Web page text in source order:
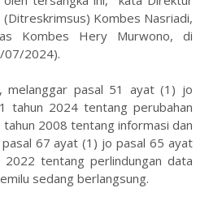
Kombes Nasriadi,
Kombes Hery Murwono, di
07/2024).
melanggar pasal 51 ayat (1) jo
tahun 2024 tentang perubahan
2008 tentang informasi dan
67 ayat (1) jo pasal 65 ayat
tentang perlindungan data
sedang berlangsung.